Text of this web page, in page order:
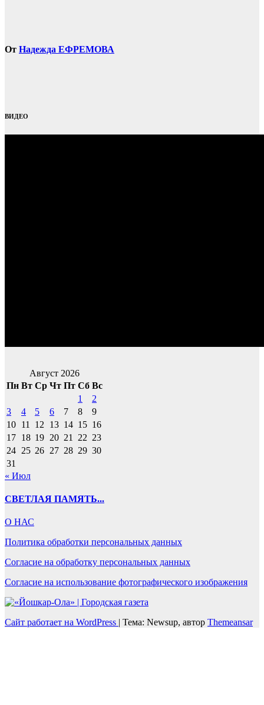
От Надежда ЕФРЕМОВА
ВИДЕО
Август 2026
Пн Вт Ср Чт Пт Сб Вс
1
2
3
4 5 6 7 8
9
10 11 12 13 14 15 16
17 18 19 20 21 22 23
24 25 26 27 28 29 30
31
« Июл
СВЕТЛАЯ ПАМЯТЬ...
О НАС
Политика обработки персональных данных
Согласие на обработку персональных данных
Согласие на использование фотографического изображения
Сайт работает на WordPress | Тема: Newsup, автор Themeansar